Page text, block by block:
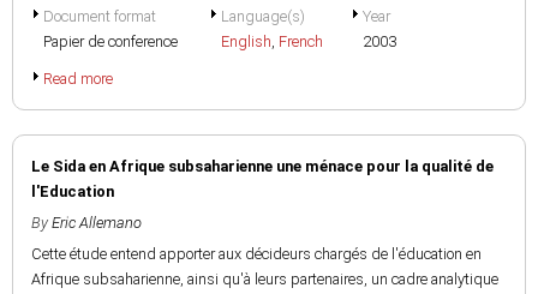
Document format
Papier de conference
Language(s)
English, French
Year
2003
Read more
Le Sida en Afrique subsaharienne une ménace pour la qualité de
l'Education
By Eric Allemano
Cette étude entend apporter aux décideurs chargés de l'éducation en
Afrique subsaharienne, ainsi qu'à leurs partenaires, un cadre analytique